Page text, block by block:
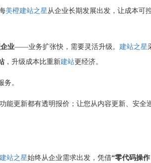
美橙建站之星从企业长期发展出发，让成本可
业——业务扩张快，需要灵活升级。 建站之星
，升级成本比重新建站更经济。
务。
能更新都有透明报价；让您从内容更新、安全
建站之星始终从企业需求出发，凭借“零代码操作